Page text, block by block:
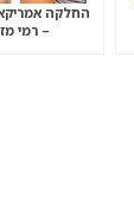
החלקה
– רמי